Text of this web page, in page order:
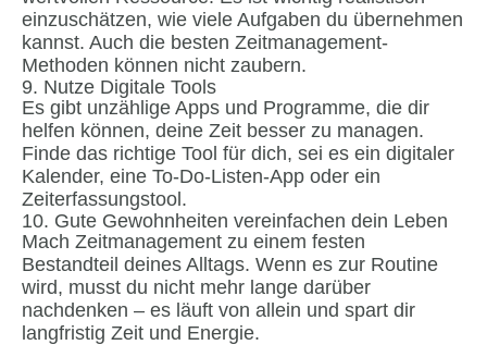
einzuschätzen, wie viele Aufgaben du übernehmen
kannst. Auch die besten Zeitmanagement-
Methoden können nicht zaubern.
9. Nutze Digitale Tools
Es gibt unzählige Apps und Programme, die dir
helfen können, deine Zeit besser zu managen.
Finde das richtige Tool für dich, sei es ein digitaler
Kalender, eine To-Do-Listen-App oder ein
Zeiterfassungstool.
10. Gute Gewohnheiten vereinfachen dein Leben
Mach Zeitmanagement zu einem festen
Bestandteil deines Alltags. Wenn es zur Routine
wird, musst du nicht mehr lange darüber
nachdenken – es läuft von allein und spart dir
langfristig Zeit und Energie.